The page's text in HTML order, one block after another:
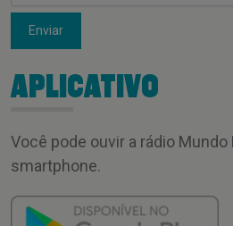
Enviar
APLICATIVO
Você pode ouvir a rádio
smartphone.